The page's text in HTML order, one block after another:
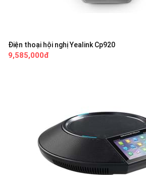
Điện thoại hội nghị Yealink Cp920
9,585,000đ